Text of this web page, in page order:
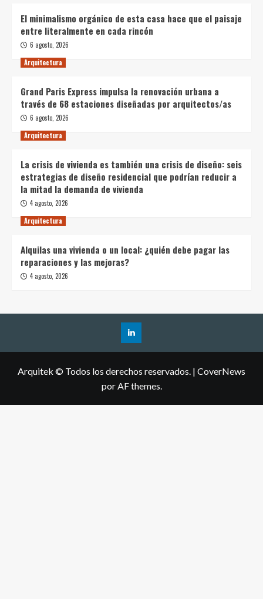
El minimalismo orgánico de esta casa hace que el paisaje
entre literalmente en cada rincón
6 agosto, 2026
Arquitectura
Grand Paris Express impulsa la renovación urbana a
través de 68 estaciones diseñadas por arquitectos/as
6 agosto, 2026
Arquitectura
La crisis de vivienda es también una crisis de diseño: seis
estrategias de diseño residencial que podrían reducir a
la mitad la demanda de vivienda
4 agosto, 2026
Arquitectura
Alquilas una vivienda o un local: ¿quién debe pagar las
reparaciones y las mejoras?
4 agosto, 2026
Arquitek © Todos los derechos reservados. | CoverNews
por AF themes.